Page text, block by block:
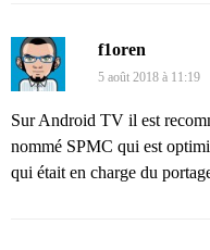
f1oren
5 août 2018 à 11:19
Sur Android TV il est
nommé SPMC qui est
qui était en charge du